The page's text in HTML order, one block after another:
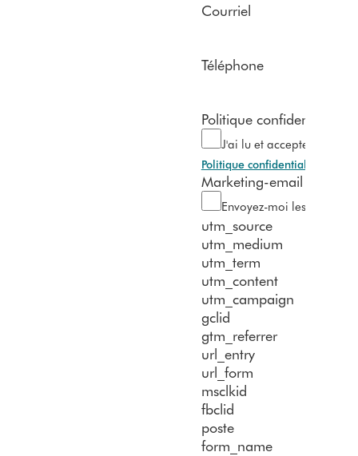
Courriel
Téléphone
Politique confidentialité
J'ai lu et accepte la
Politique confidentialité
Marketing-email
Envoyez-moi les
utm_source
utm_medium
utm_term
utm_content
utm_campaign
gclid
gtm_referrer
url_entry
url_form
msclkid
fbclid
poste
form_name